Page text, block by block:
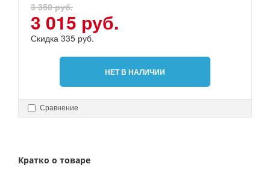
3 350 руб.
3 015 руб.
Скидка 335 руб.
НЕТ В НАЛИЧИИ
Сравнение
Кратко о товаре